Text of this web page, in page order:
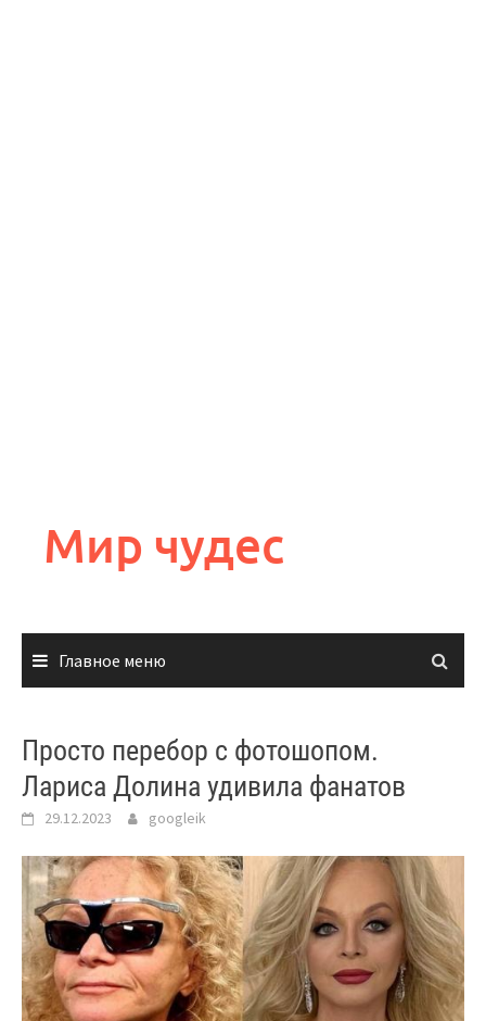
содержимому
Мир чудес
Главное меню
Просто перебор с фотошопом.
Лариса Долина удивила фанатов
29.12.2023 googleik